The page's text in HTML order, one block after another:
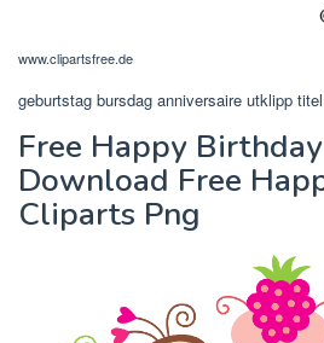
www.clipartsfree.de
geburtstag bursdag anniversaire utklipp
Free Happy
Download Free
Cliparts Png